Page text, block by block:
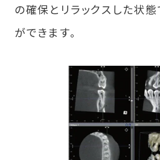
の確保とリラックスした状
ができます。